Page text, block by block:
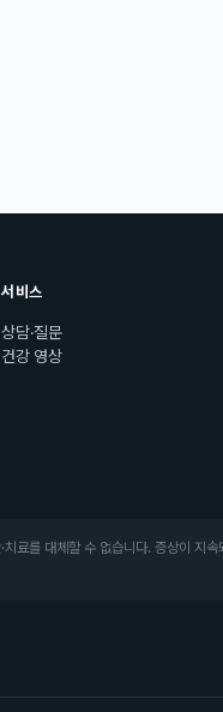
서비스
상담·질문
건강 영상
료를 대체할 수 없습니다. 증상이 지